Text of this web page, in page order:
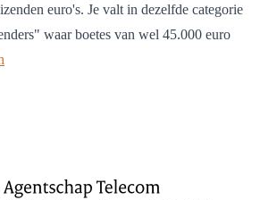
euro's. Je valt in dezelfde categorie
waar boetes van wel 45.000 euro